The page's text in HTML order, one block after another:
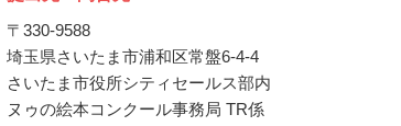
〒330-9588
埼玉県さいたま市浦和区常盤6-4-4
さいたま市役所シティセールス部内
ヌゥの絵本コンクール事務局 TR係